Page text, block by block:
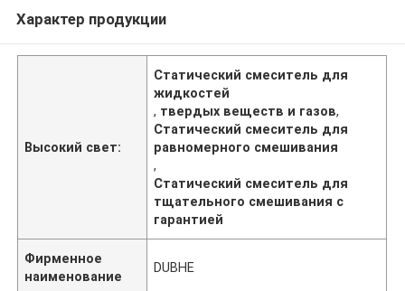
Характер продукции
Высокий свет:
Статический смеситель для
жидкостей
, твердых веществ и газов,
Статический смеситель для
равномерного смешивания
,
Статический смеситель для
тщательного смешивания с
гарантией
Фирменное
наименование
DUBHE